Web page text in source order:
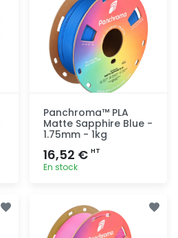
Panchroma™ PLA
Matte Sapphire Blue -
1.75mm - 1kg
16,52 € HT
En stock
rapide